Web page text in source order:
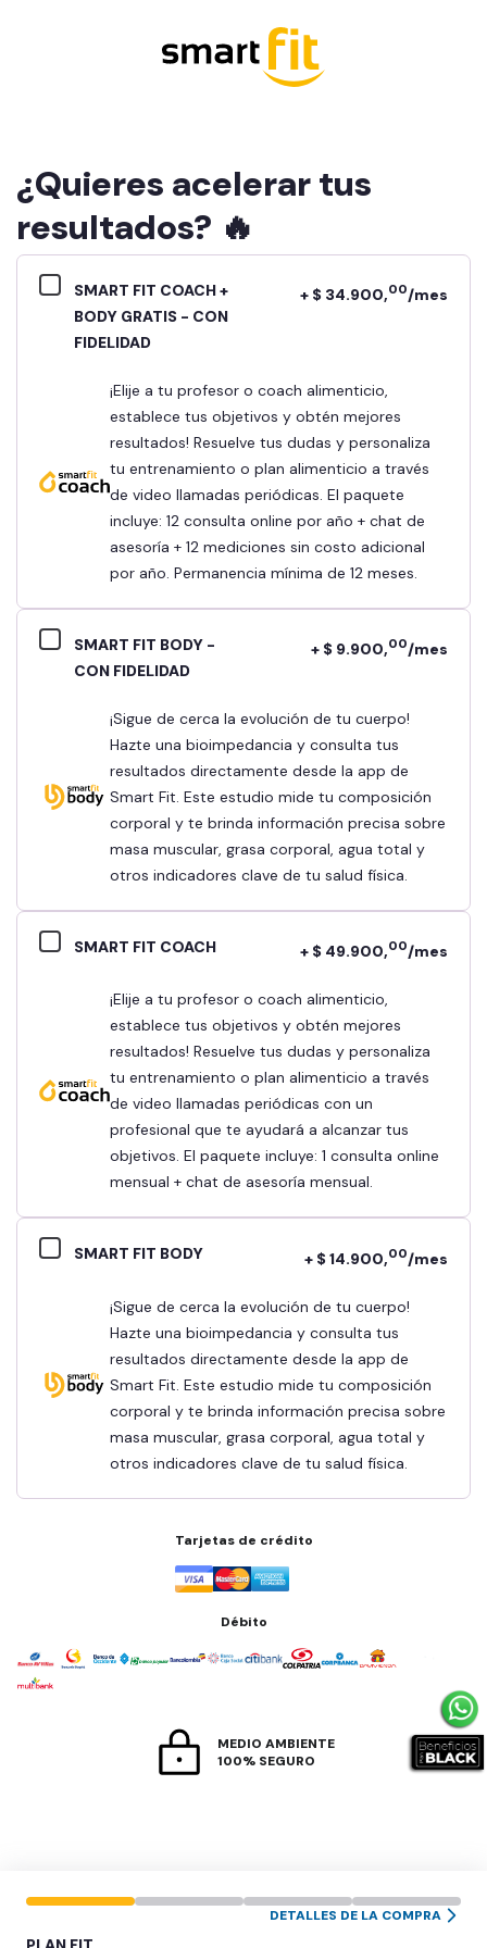
¿Quieres acelerar tus
resultados? 🔥
SMART FIT COACH +
BODY GRATIS - CON
FIDELIDAD
+ $ 34.900,00/mes
¡Elije a tu profesor o coach alimenticio,
establece tus objetivos y obtén mejores
resultados! Resuelve tus dudas y personaliza
tu entrenamiento o plan alimenticio a través
de video llamadas periódicas. El paquete
incluye: 12 consulta online por año + chat de
asesoría + 12 mediciones sin costo adicional
por año. Permanencia mínima de 12 meses.
SMART FIT BODY -
CON FIDELIDAD
+ $ 9.900,00/mes
¡Sigue de cerca la evolución de tu cuerpo!
Hazte una bioimpedancia y consulta tus
resultados directamente desde la app de
Smart Fit. Este estudio mide tu composición
corporal y te brinda información precisa sobre
masa muscular, grasa corporal, agua total y
otros indicadores clave de tu salud física.
SMART FIT COACH + $ 49.900,00/mes
¡Elije a tu profesor o coach alimenticio,
establece tus objetivos y obtén mejores
resultados! Resuelve tus dudas y personaliza
tu entrenamiento o plan alimenticio a través
de video llamadas periódicas con un
profesional que te ayudará a alcanzar tus
objetivos. El paquete incluye: 1 consulta online
mensual + chat de asesoría mensual.
SMART FIT BODY + $ 14.900,00/mes
¡Sigue de cerca la evolución de tu cuerpo!
Hazte una bioimpedancia y consulta tus
resultados directamente desde la app de
Smart Fit. Este estudio mide tu composición
corporal y te brinda información precisa sobre
masa muscular, grasa corporal, agua total y
otros indicadores clave de tu salud física.
DETALLES DE LA COMPRA
Tarjetas de crédito
Débito
MEDIO AMBIENTE
100% SEGURO